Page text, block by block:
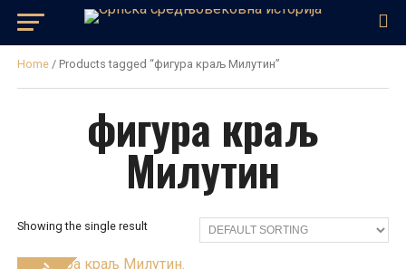
Home/ Products tagged “фигура краљ Милутин”
фигура краљ
Милутин
Showing the single result